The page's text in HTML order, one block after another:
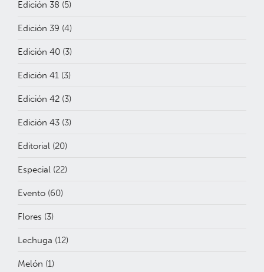
Edición 38 (5)
Edición 39 (4)
Edición 40 (3)
Edición 41 (3)
Edición 42 (3)
Edición 43 (3)
Editorial (20)
Especial (22)
Evento (60)
Flores (3)
Lechuga (12)
Melón (1)